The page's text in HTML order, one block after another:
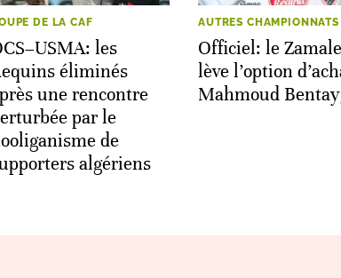
DE LA CAF
les
éliminés
une rencontre
par le
de
algériens
AUTRES CHAMPIONNATS
Officiel: le
lève l’option
Mahmoud